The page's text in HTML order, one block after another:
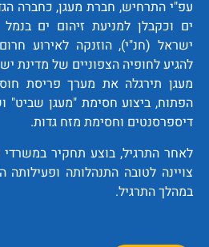
עפ"י התרחיש, חברת מעגן, כחברה
ים וכקבלן למניעת זיהום ים
ישראל (חנ"י), הוזנקה לאירוע
להגיע לחופיה הצפוניים של מדינת
מעגן תירגלה את מערך פריסת
הפתוח, ביצוע חסימת "מעגן שביט"
דיספרסנטים וחסימת מזח גדות.
לאחר התרגיל, בוצע תחקיר במשרדי
צויינה לטובה התנהלותה
במהלך התרגיל.